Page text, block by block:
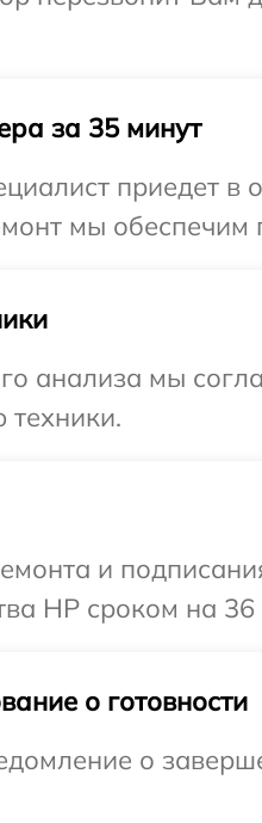
за 35 минут
приедет
мы обеспечим
анализа мы
техники.
и
HP сроком на 36
о готовности
о